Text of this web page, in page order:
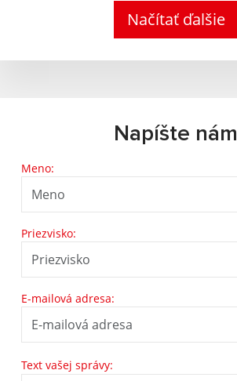
Načítať ďalšie
Napíšte nám
Meno:
Priezvisko:
E-mailová adresa:
Text vašej správy: